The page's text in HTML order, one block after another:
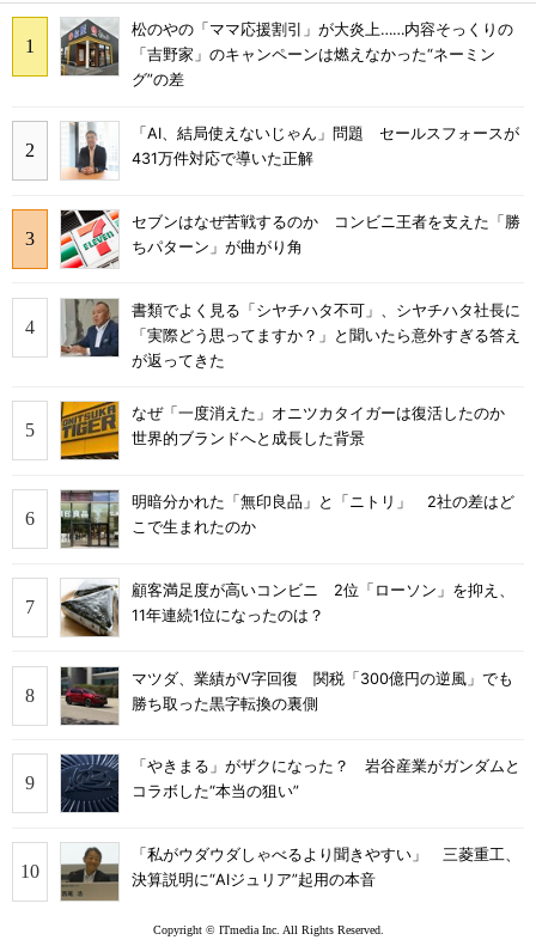
松のやの「ママ応援割引」が大炎上……内容そっくりの
「吉野家」のキャンペーンは燃えなかった“ネーミン
グ”の差
「AI、結局使えないじゃん」問題 セールスフォースが
431万件対応で導いた正解
セブンはなぜ苦戦するのか コンビニ王者を支えた「勝
ちパターン」が曲がり角
書類でよく見る「シヤチハタ不可」、シヤチハタ社長に
「実際どう思ってますか？」と聞いたら意外すぎる答え
が返ってきた
なぜ「一度消えた」オニツカタイガーは復活したのか
世界的ブランドへと成長した背景
明暗分かれた「無印良品」と「ニトリ」 2社の差はど
こで生まれたのか
顧客満足度が高いコンビニ 2位「ローソン」を抑え、
11年連続1位になったのは？
マツダ、業績がV字回復 関税「300億円の逆風」でも
勝ち取った黒字転換の裏側
「やきまる」がザクになった？ 岩谷産業がガンダムと
コラボした“本当の狙い”
「私がウダウダしゃべるより聞きやすい」 三菱重工、
決算説明に“AIジュリア”起用の本音
Copyright © ITmedia Inc. All Rights Reserved.